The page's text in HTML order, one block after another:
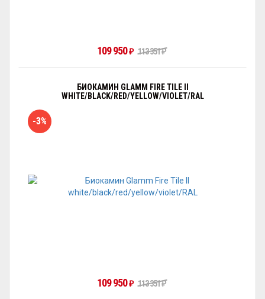
109 950₽ 113 351₽
БИОКАМИН GLAMM FIRE TILE II
WHITE/BLACK/RED/YELLOW/VIOLET/RAL
-3%
109 950₽ 113 351₽